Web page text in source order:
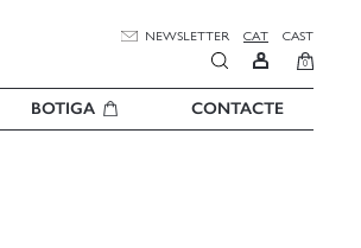
NEWSLETTER CAT CAST
0
BOTIGA CONTACTE